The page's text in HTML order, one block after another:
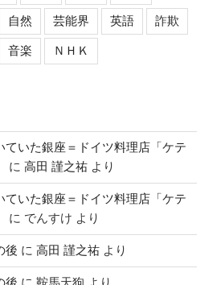
自然 芸能界 英語 詐欺
音楽 ＮＨＫ
ていた銀座＝ドイツ料理店「ケテ
に 高田 謹之祐 より
ていた銀座＝ドイツ料理店「ケテ
に でんすけ より
後 に 高田 謹之祐 より